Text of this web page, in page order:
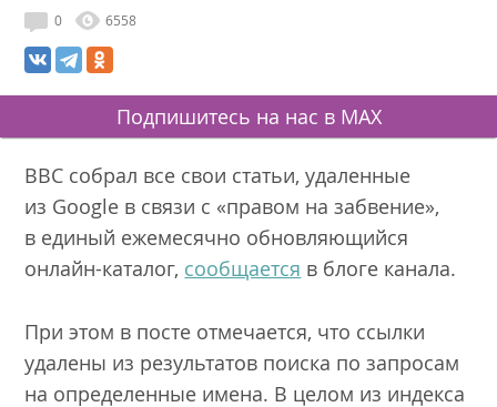
0 6558
Подпишитесь на нас в MAX
BBC собрал все свои статьи, удаленные
из Google в связи с «правом на забвение»,
в единый ежемесячно обновляющийся
онлайн-каталог, сообщается в блоге канала.
При этом в посте отмечается, что ссылки
удалены из результатов поиска по запросам
на определенные имена. В целом из индекса